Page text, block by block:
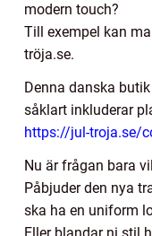
modern touch?
Till exempel kan
tröja.se.
Denna danska
såklart inkluderar
https://jul-troja.se/
Nu är frågan bara
Påbjuder den nya
ska ha en uniform